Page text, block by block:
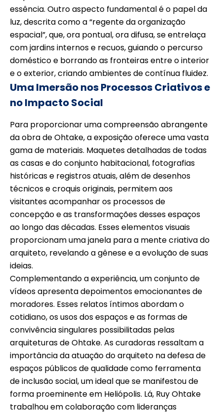
essência. Outro aspecto fundamental é o papel da
luz, descrita como a “regente da organização
espacial”, que, ora pontual, ora difusa, se entrelaça
com jardins internos e recuos, guiando o percurso
doméstico e borrando as fronteiras entre o interior
e o exterior, criando ambientes de contínua fluidez.
Uma Imersão nos Processos Criativos e
no Impacto Social
Para proporcionar uma compreensão abrangente
da obra de Ohtake, a exposição oferece uma vasta
gama de materiais. Maquetes detalhadas de todas
as casas e do conjunto habitacional, fotografias
históricas e registros atuais, além de desenhos
técnicos e croquis originais, permitem aos
visitantes acompanhar os processos de
concepção e as transformações desses espaços
ao longo das décadas. Esses elementos visuais
proporcionam uma janela para a mente criativa do
arquiteto, revelando a gênese e a evolução de suas
ideias.
Complementando a experiência, um conjunto de
vídeos apresenta depoimentos emocionantes de
moradores. Esses relatos íntimos abordam o
cotidiano, os usos dos espaços e as formas de
convivência singulares possibilitadas pelas
arquiteturas de Ohtake. As curadoras ressaltam a
importância da atuação do arquiteto na defesa de
espaços públicos de qualidade como ferramenta
de inclusão social, um ideal que se manifestou de
forma proeminente em Heliópolis. Lá, Ruy Ohtake
trabalhou em colaboração com lideranças